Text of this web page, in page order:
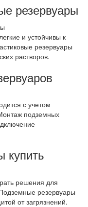
резервуары
и устойчивы к
резервуары
растворов.
с учетом
подземных
купить
решения для
резервуары
от загрязнений.